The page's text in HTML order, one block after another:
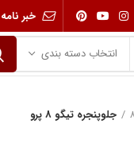
خبر نامه
انتخاب دسته بندی
جلوپنجره تیگو 8 پرو